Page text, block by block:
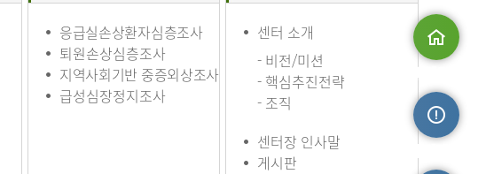
맵
응급실손상환자심층조사
퇴원손상심층조사
지역사회기반 중증외상조사
급성심장정지조사
센터 소개
- 비전/미션
- 핵심추진전략
- 조직
센터장 인사말
게시판
메인으로